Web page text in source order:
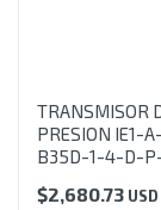
TRANSMISOR
PRESION IE1-
B35D-1-4-D-
$2,680.73 USD